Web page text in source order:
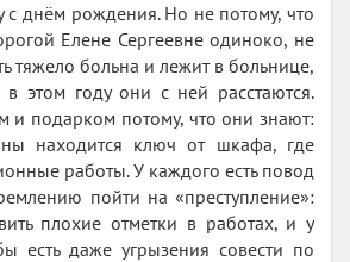
с днём рождения. Но не потому, что
Елене Сергеевне одиноко, не
тяжело больна и лежит в больнице,
этом году они с ней расстаются.
и подарком потому, что они знают:
находится ключ от шкафа, где
работы. У каждого есть повод
пойти на «преступление»:
плохие отметки в работах, и у
есть даже угрызения совести по